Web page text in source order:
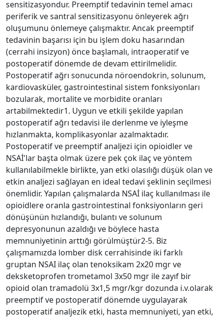
sensitizasyondur. Preemptif tedavinin temel amacı
periferik ve santral sensitizasyonu önleyerek ağrı
oluşumunu önlemeye çalışmaktır. Ancak preemptif
tedavinin başarısı için bu işlem doku hasarından
(cerrahi insizyon) önce başlamalı, intraoperatif ve
postoperatif dönemde de devam ettirilmelidir.
Postoperatif ağrı sonucunda nöroendokrin, solunum,
kardiovasküler, gastrointestinal sistem fonksiyonları
bozularak, mortalite ve morbidite oranları
artabilmektedir1. Uygun ve etkili şekilde yapılan
postoperatif ağrı tedavisi ile derlenme ve iyleşme
hızlanmakta, komplikasyonlar azalmaktadır.
Postoperatif ve preemptif analjezi için opioidler ve
NSAİ'lar başta olmak üzere pek çok ilaç ve yöntem
kullanılabilmekle birlikte, yan etki olasılığı düşük olan ve
etkin analjezi sağlayan en ideal tedavi şeklinin seçilmesi
önemlidir. Yapılan çalışmalarda NSAİ ilaç kullanılması ile
opioidlere oranla gastrointestinal fonksiyonların geri
dönüşünün hızlandığı, bulantı ve solunum
depresyonunun azaldığı ve böylece hasta
memnuniyetinin arttığı görülmüştür2-5. Biz
çalışmamızda lomber disk cerrahisinde iki farklı
gruptan NSAI ilaç olan tenoksikam 2x20 mgr ve
deksketoprofen trometamol 3x50 mgr ile zayıf bir
opioid olan tramadolü 3x1,5 mgr/kgr dozunda i.v.olarak
preemptif ve postoperatif dönemde uygulayarak
postoperatif analjezik etki, hasta memnuniyeti, yan etki,